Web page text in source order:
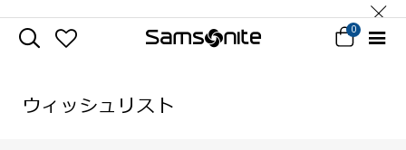
0
ウィッシュリスト